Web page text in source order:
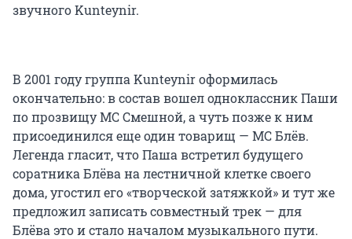
звучного Kunteynir.
В 2001 году группа Kunteynir оформилась
окончательно: в состав вошел одноклассник Паши
по прозвищу МС Смешной, а чуть позже к ним
присоединился еще один товарищ — МС Блёв.
Легенда гласит, что Паша встретил будущего
соратника Блёва на лестничной клетке своего
дома, угостил его «творческой затяжкой» и тут же
предложил записать совместный трек — для
Блёва это и стало началом музыкального пути.